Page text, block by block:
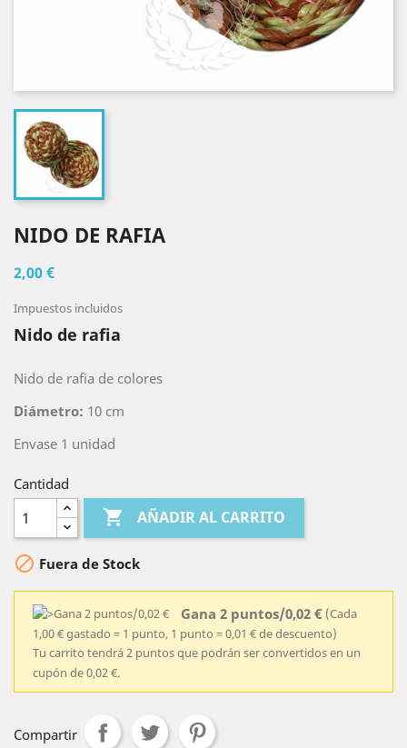
NIDO DE RAFIA
2,00 €
Impuestos incluidos
Nido de rafia
Nido de rafia de colores
Diámetro: 10 cm
Envase 1 unidad
Cantidad
 AÑADIR AL CARRITO
 Fuera de Stock
Gana 2 puntos/0,02 € (Cada
1,00 € gastado = 1 punto, 1 punto = 0,01 € de descuento)
Tu carrito tendrá 2 puntos que podrán ser convertidos en un
cupón de 0,02 €.
Compartir